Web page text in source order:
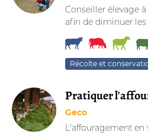
Conseiller élevage
afin de diminuer les
Récolte et
Pratiquer
Geco
L'affouragement en